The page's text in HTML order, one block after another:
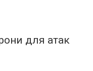
для атак